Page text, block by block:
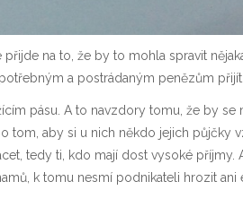
na to, že by to mohla spravit
a postrádaným penězům přijít.
pásu. A to navzdory tomu, že by se
tom, aby si u nich někdo jejich půjčky
tedy ti, kdo mají dost vysoké příjmy.
k tomu nesmí podnikateli hrozit ani